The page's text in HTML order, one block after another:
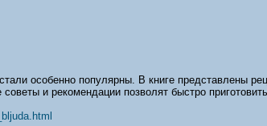
особенно популярны. В книге представлены
и рекомендации позволят быстро